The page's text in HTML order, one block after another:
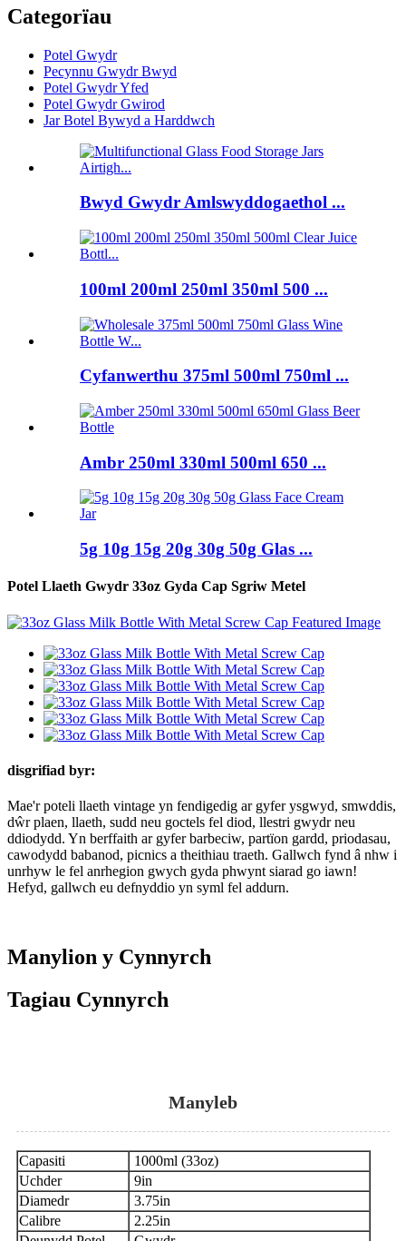
Categorïau
Potel Gwydr
Pecynnu Gwydr Bwyd
Potel Gwydr Yfed
Potel Gwydr Gwirod
Jar Botel Bywyd a Harddwch
Bwyd Gwydr Amlswyddogaethol ...
100ml 200ml 250ml 350ml 500 ...
Cyfanwerthu 375ml 500ml 750ml ...
Ambr 250ml 330ml 500ml 650 ...
5g 10g 15g 20g 30g 50g Glas ...
Potel Llaeth Gwydr 33oz Gyda Cap Sgriw Metel
disgrifiad byr:
Mae'r poteli llaeth vintage yn fendigedig ar gyfer ysgwyd, smwddis,
dŵr plaen, llaeth, sudd neu goctels fel diod, llestri gwydr neu
ddiodydd. Yn berffaith ar gyfer barbeciw, partïon gardd, priodasau,
cawodydd babanod, picnics a theithiau traeth. Gallwch fynd â nhw i
unrhyw le fel anrhegion gwych gyda phwynt siarad go iawn!
Hefyd, gallwch eu defnyddio yn syml fel addurn.
Manylion y Cynnyrch
Tagiau Cynnyrch
Manyleb
Capasiti
1000ml (33oz)
Uchder
9in
Diamedr
3.75in
Calibre
2.25in